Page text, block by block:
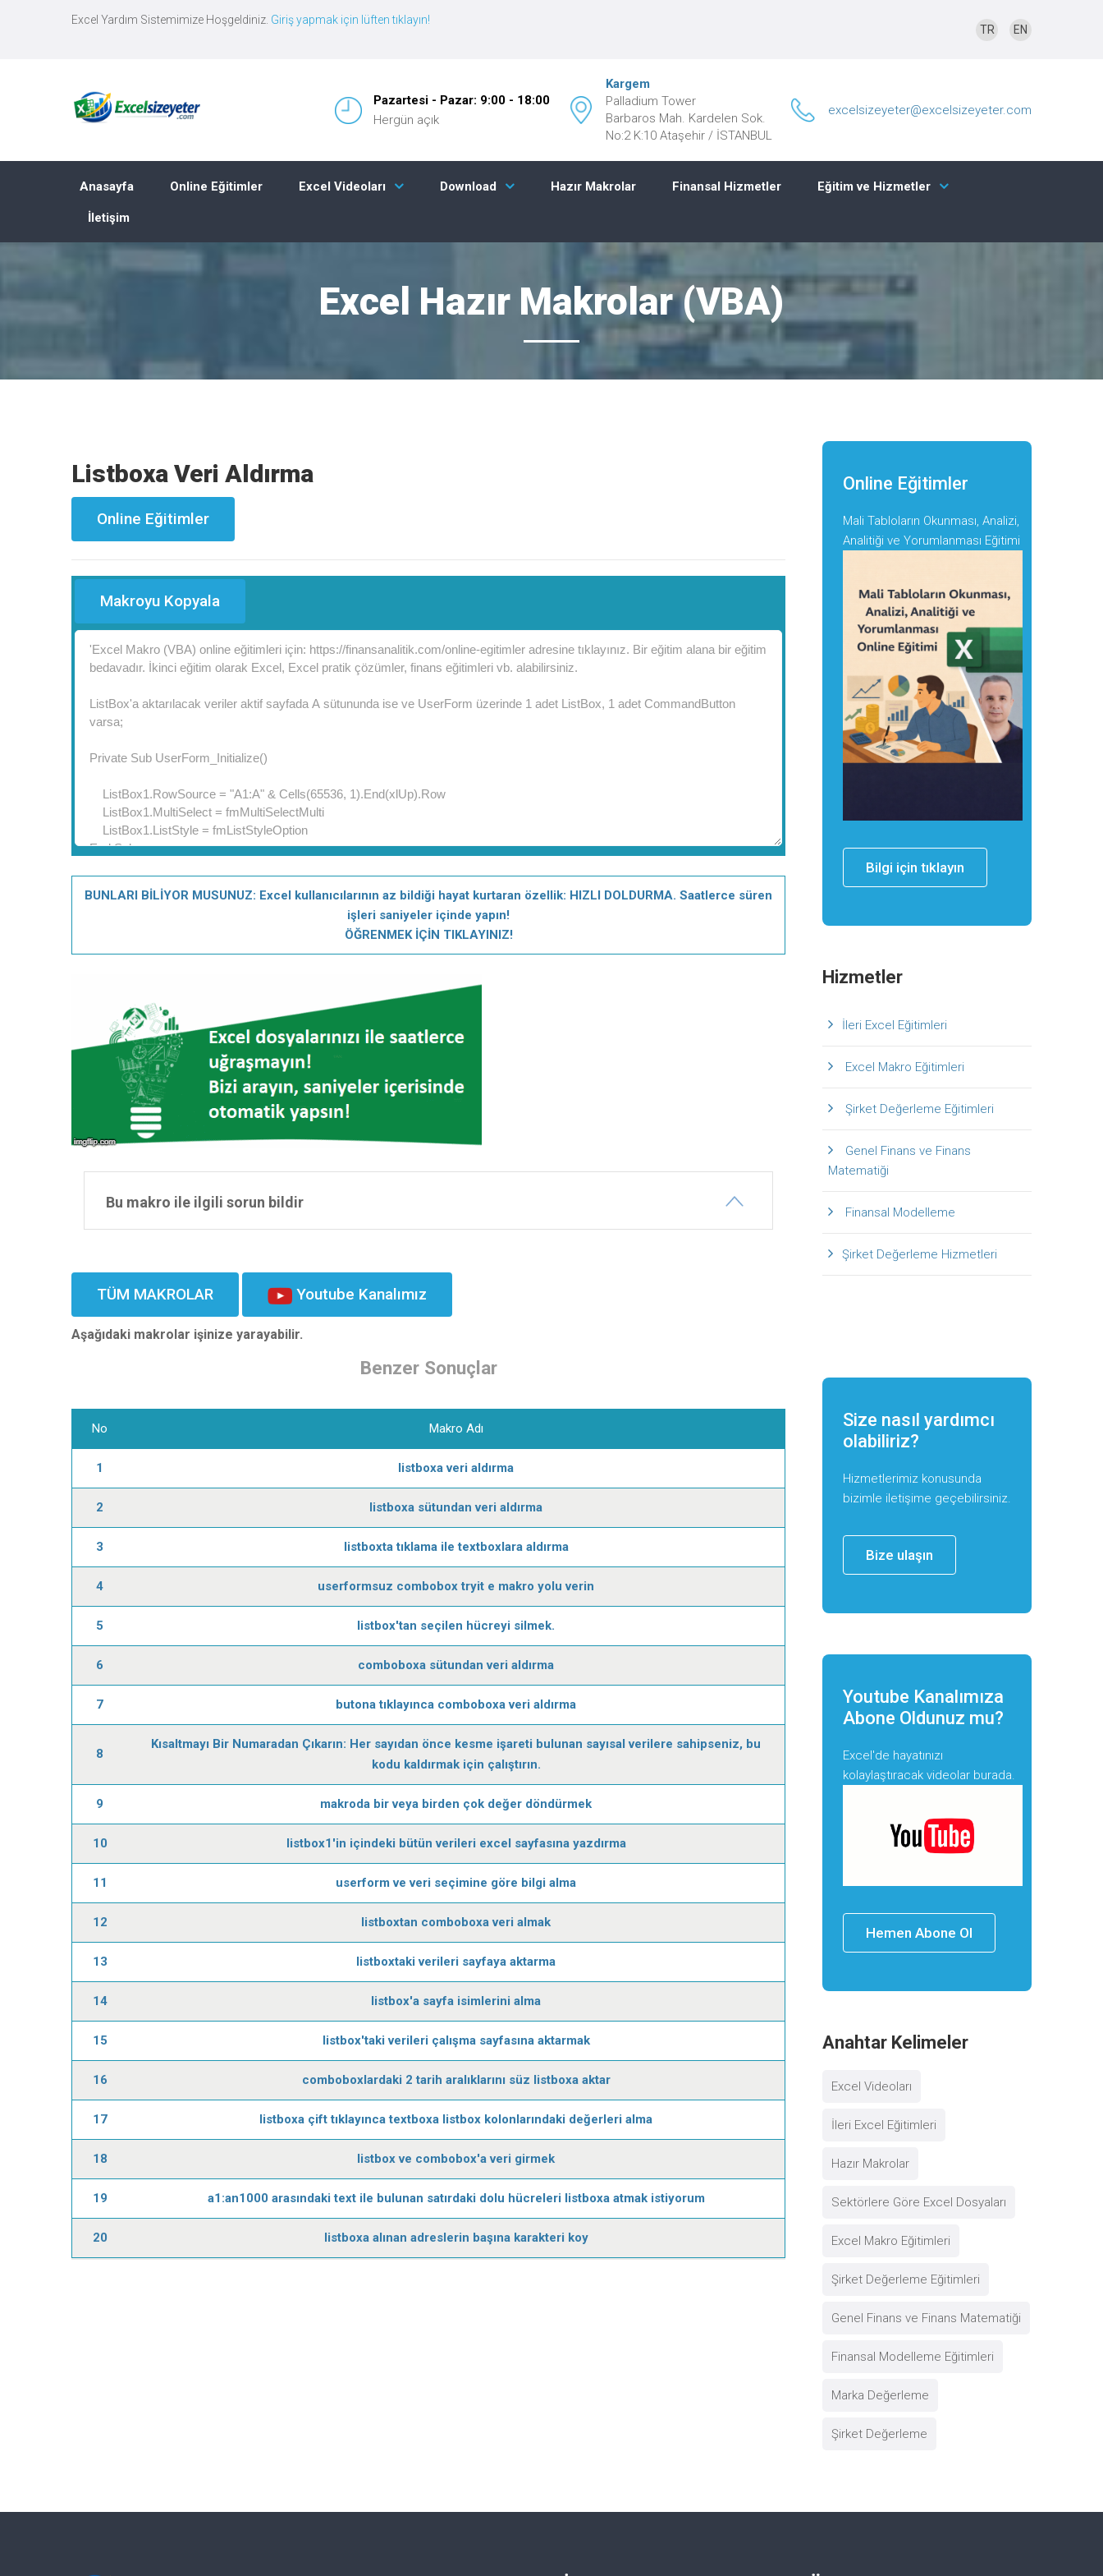
Excel Yardım Sistemimize Hoşgeldiniz. Giriş yapmak için lüften tıklayın!
TR EN
Pazartesi - Pazar: 9:00 - 18:00
Hergün açık
Kargem
Palladium Tower
Barbaros Mah. Kardelen Sok.
No:2 K:10 Ataşehir / İSTANBUL
excelsizeyeter@excelsizeyeter.com
Anasayfa Online Eğitimler Excel Videoları Download Hazır Makrolar Finansal Hizmetler Eğitim ve Hizmetler
İletişim
Excel Hazır Makrolar (VBA)
Listboxa Veri Aldırma
Online Eğitimler
Makroyu Kopyala
BUNLARI BİLİYOR MUSUNUZ: Excel kullanıcılarının az bildiği hayat kurtaran özellik: HIZLI DOLDURMA. Saatlerce süren
işleri saniyeler içinde yapın!
ÖĞRENMEK İÇİN TIKLAYINIZ!
Bu makro ile ilgili sorun bildir
TÜM MAKROLAR Youtube Kanalımız
Aşağıdaki makrolar işinize yarayabilir.
Benzer Sonuçlar
No Makro Adı
1 listboxa veri aldırma
2 listboxa sütundan veri aldırma
3 listboxta tıklama ile textboxlara aldırma
4 userformsuz combobox tryit e makro yolu verin
5 listbox'tan seçilen hücreyi silmek.
6 comboboxa sütundan veri aldırma
7 butona tıklayınca comboboxa veri aldırma
8
Kısaltmayı Bir Numaradan Çıkarın: Her sayıdan önce kesme işareti bulunan sayısal verilere sahipseniz, bu
kodu kaldırmak için çalıştırın.
9 makroda bir veya birden çok değer döndürmek
10 listbox1'in içindeki bütün verileri excel sayfasına yazdırma
11 userform ve veri seçimine göre bilgi alma
12 listboxtan comboboxa veri almak
13 listboxtaki verileri sayfaya aktarma
14 listbox'a sayfa isimlerini alma
15 listbox'taki verileri çalışma sayfasına aktarmak
16 comboboxlardaki 2 tarih aralıklarını süz listboxa aktar
17 listboxa çift tıklayınca textboxa listbox kolonlarındaki değerleri alma
18 listbox ve combobox'a veri girmek
19 a1:an1000 arasındaki text ile bulunan satırdaki dolu hücreleri listboxa atmak istiyorum
20 listboxa alınan adreslerin başına karakteri koy
Online Eğitimler
Mali Tabloların Okunması, Analizi,
Analitiği ve Yorumlanması Eğitimi
Bilgi için tıklayın
Hizmetler
İleri Excel Eğitimleri
Excel Makro Eğitimleri
Şirket Değerleme Eğitimleri
Genel Finans ve Finans
Matematiği
Finansal Modelleme
Şirket Değerleme Hizmetleri
Size nasıl yardımcı
olabiliriz?
Hizmetlerimiz konusunda
bizimle iletişime geçebilirsiniz.
Bize ulaşın
Youtube Kanalımıza
Abone Oldunuz mu?
Excel'de hayatınızı
kolaylaştıracak videolar burada.
Hemen Abone Ol
Anahtar Kelimeler
Excel Videoları
İleri Excel Eğitimleri
Hazır Makrolar
Sektörlere Göre Excel Dosyaları
Excel Makro Eğitimleri
Şirket Değerleme Eğitimleri
Genel Finans ve Finans Matematiği
Finansal Modelleme Eğitimleri
Marka Değerleme
Şirket Değerleme